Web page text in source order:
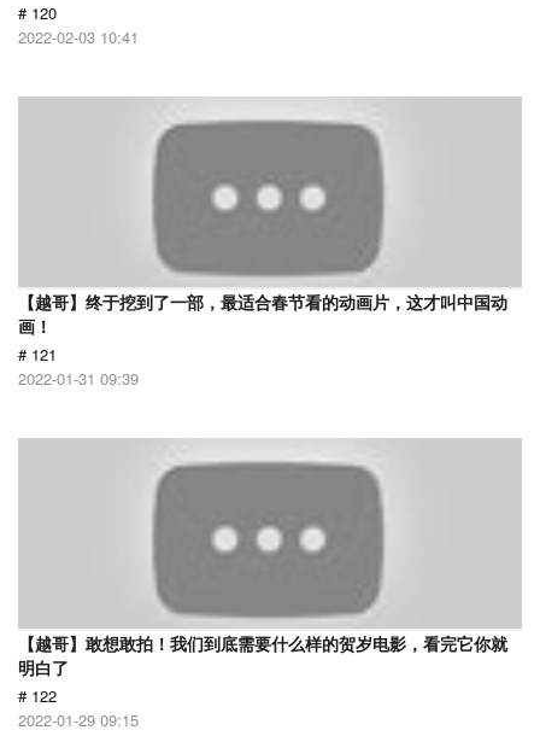
# 120
2022-02-03 10:41
【越哥】终于挖到了一部，最适合春节看的动画片，这才叫中国动
画！
# 121
2022-01-31 09:39
【越哥】敢想敢拍！我们到底需要什么样的贺岁电影，看完它你就
明白了
# 122
2022-01-29 09:15